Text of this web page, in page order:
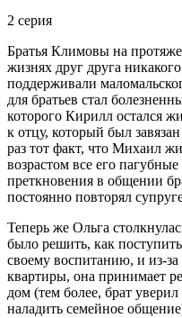
2 серия
Братья Климовы на
жизнях друг друга
поддерживали
для братьев стал
которого Кирилл остался
к отцу, который был
раз тот факт, что Михаил
возрастом все его
преткновения в общении
постоянно повторял
Теперь же Ольга
было решить, как
своему воспитанию, и из-
квартиры, она принимает
дом (тем более, брат
наладить семейное